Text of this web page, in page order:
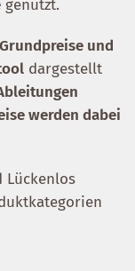
genutzt.
Grundpreise und
dargestellt
werden dabei
Lückenlos